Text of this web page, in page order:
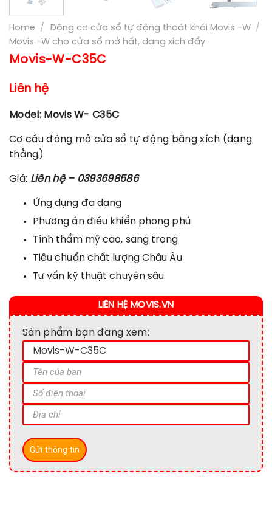
Home / Động cơ cửa sổ tự động thoát khói Movis -W /
Movis -W cho cửa sổ mở hất, dạng xích đẩy
Movis-W-C35C
Liên hệ
Model: Movis W- C35C
Cơ cấu đóng mở cửa sổ tự động bằng xích (dạng
thẳng)
Giá: Liên hệ – 0393698586
Ứng dụng đa dạng
Phương án điều khiển phong phú
Tính thẩm mỹ cao, sang trọng
Tiêu chuẩn chất lượng Châu Âu
Tư vấn kỹ thuật chuyên sâu
LIÊN HỆ MOVIS.VN
Sản phẩm bạn đang xem: